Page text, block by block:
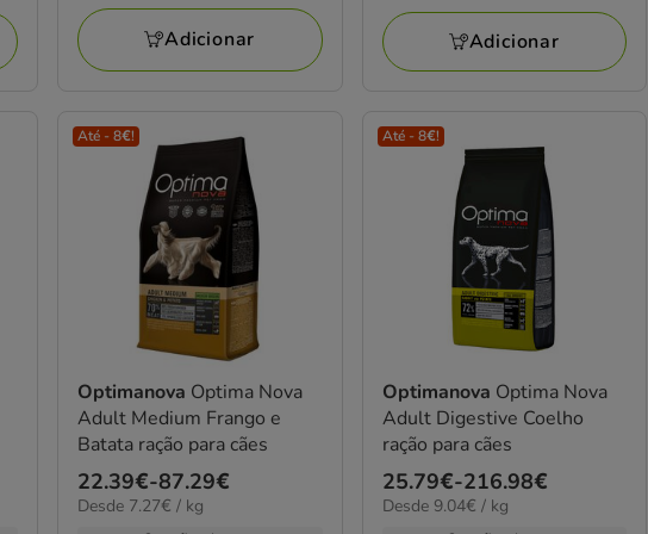
KG
Adicionar
109.59€ Adicionar
Até - 8€!
Optimanova Optima Nova
Adult Medium Frango e
Batata ração para cães
Preço
de
22.39€-87.29€
7.27€
Desde 7.27€ / kg
Até - 8€!
Optimanova Optima Nova
Adult Digestive Coelho
ração para cães
Preço
de
25.79€-216.98€
9.04€
Desde 9.04€ / kg